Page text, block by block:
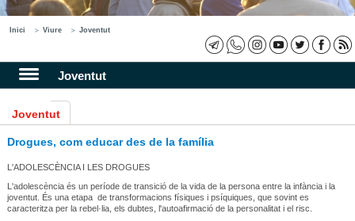
Inici Viure Joventut
Joventut
Joventut
Drogues, com educar des de la família
L'ADOLESCÈNCIA I LES DROGUES
L'adolescència és un període de transició de la vida de la persona entre la infància i la
joventut. És una etapa de transformacions físiques i psíquiques, que sovint es
caracteritza per la rebel·lia, els dubtes, l'autoafirmació de la personalitat i el risc.